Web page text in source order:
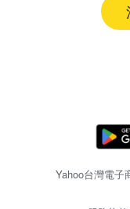
Yahoo台灣電